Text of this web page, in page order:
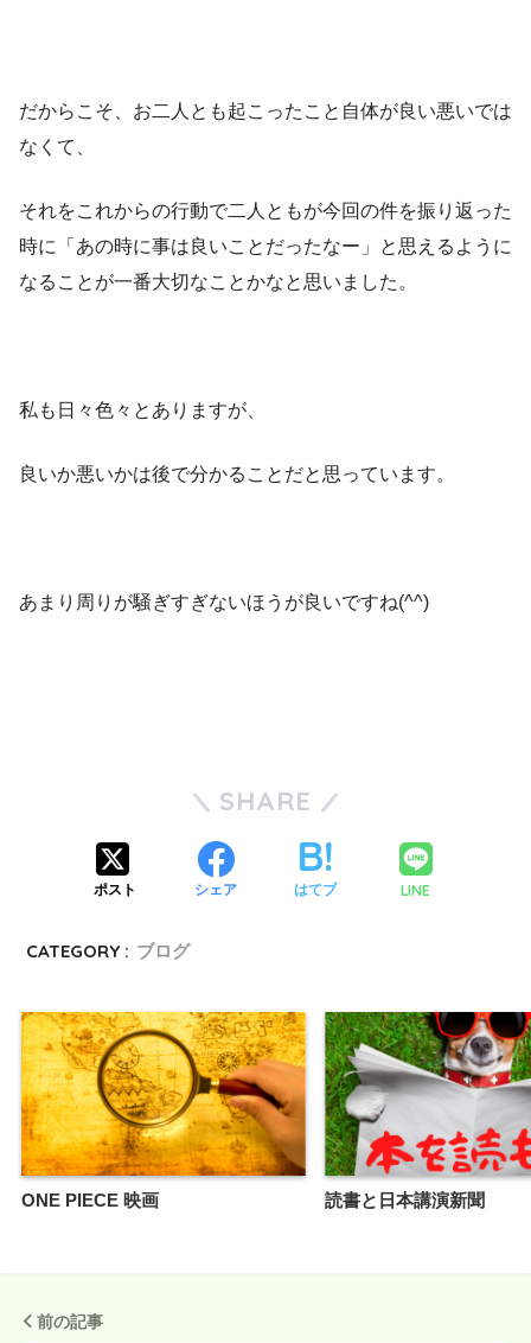
だからこそ、お二人とも起こったこと自体が良い悪いでは
なくて、
それをこれからの行動で二人ともが今回の件を振り返った
時に「あの時に事は良いことだったなー」と思えるように
なることが一番大切なことかなと思いました。
私も日々色々とありますが、
良いか悪いかは後で分かることだと思っています。
あまり周りが騒ぎすぎないほうが良いですね(^^)
SHARE
ポスト シェア はてブ LINE
CATEGORY : ブログ
ONE PIECE 映画 読書と日本講演新聞
前の記事